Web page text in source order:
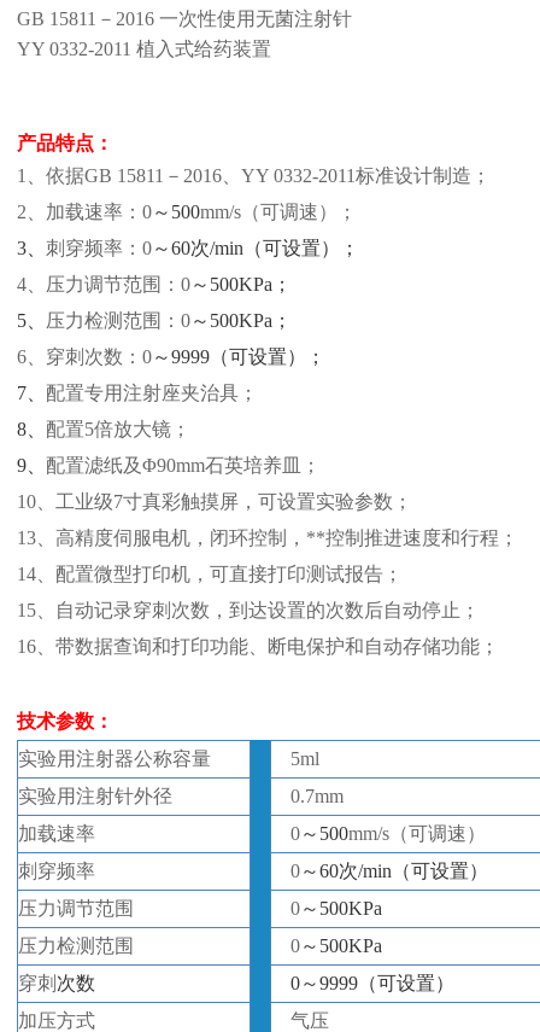
GB 15811－2016 一次性使用无菌注射针
YY 0332-2011 植入式给药装置
产品特点：
1、 依据GB 15811－2016、 YY 0332-2011标准设计制造；
2、 加载速率： 0～ 500mm/s（可调速）；
3、 刺穿频率： 0～60次/min（可设置）；
4、 压力调节范围： 0～ 500KPa；
5、 压力检测范围： 0～ 500KPa；
6、 穿刺 次数： 0～9999（可设置）；
7、 配置专用注射座夹治具；
8、 配置5倍放大镜；
9、 配置滤纸及Φ90mm石英培养皿；
10、 工业级7寸真彩触摸屏，可设置实验参数；
13、高精度伺服电机，闭环控制，**控制推进速度和行程；
14、配置微型打印机，可直接打印测试报告；
15、自动记录穿刺次数，到达设置的次数后自动停止；
16、带数据查询和打印功能、断电保护和自动存储功能；
技术参数：
实验用注射器公称容量
5ml
实验用注射针外径
0.7mm
加载速率
0～ 500mm/s（可调速）
刺穿频率
0～60次/min（可设置）
压力调节范围
0～ 500KPa
压力检测范围
0～ 500KPa
穿刺 次数 0～9999（可设置）
加压方式
气压